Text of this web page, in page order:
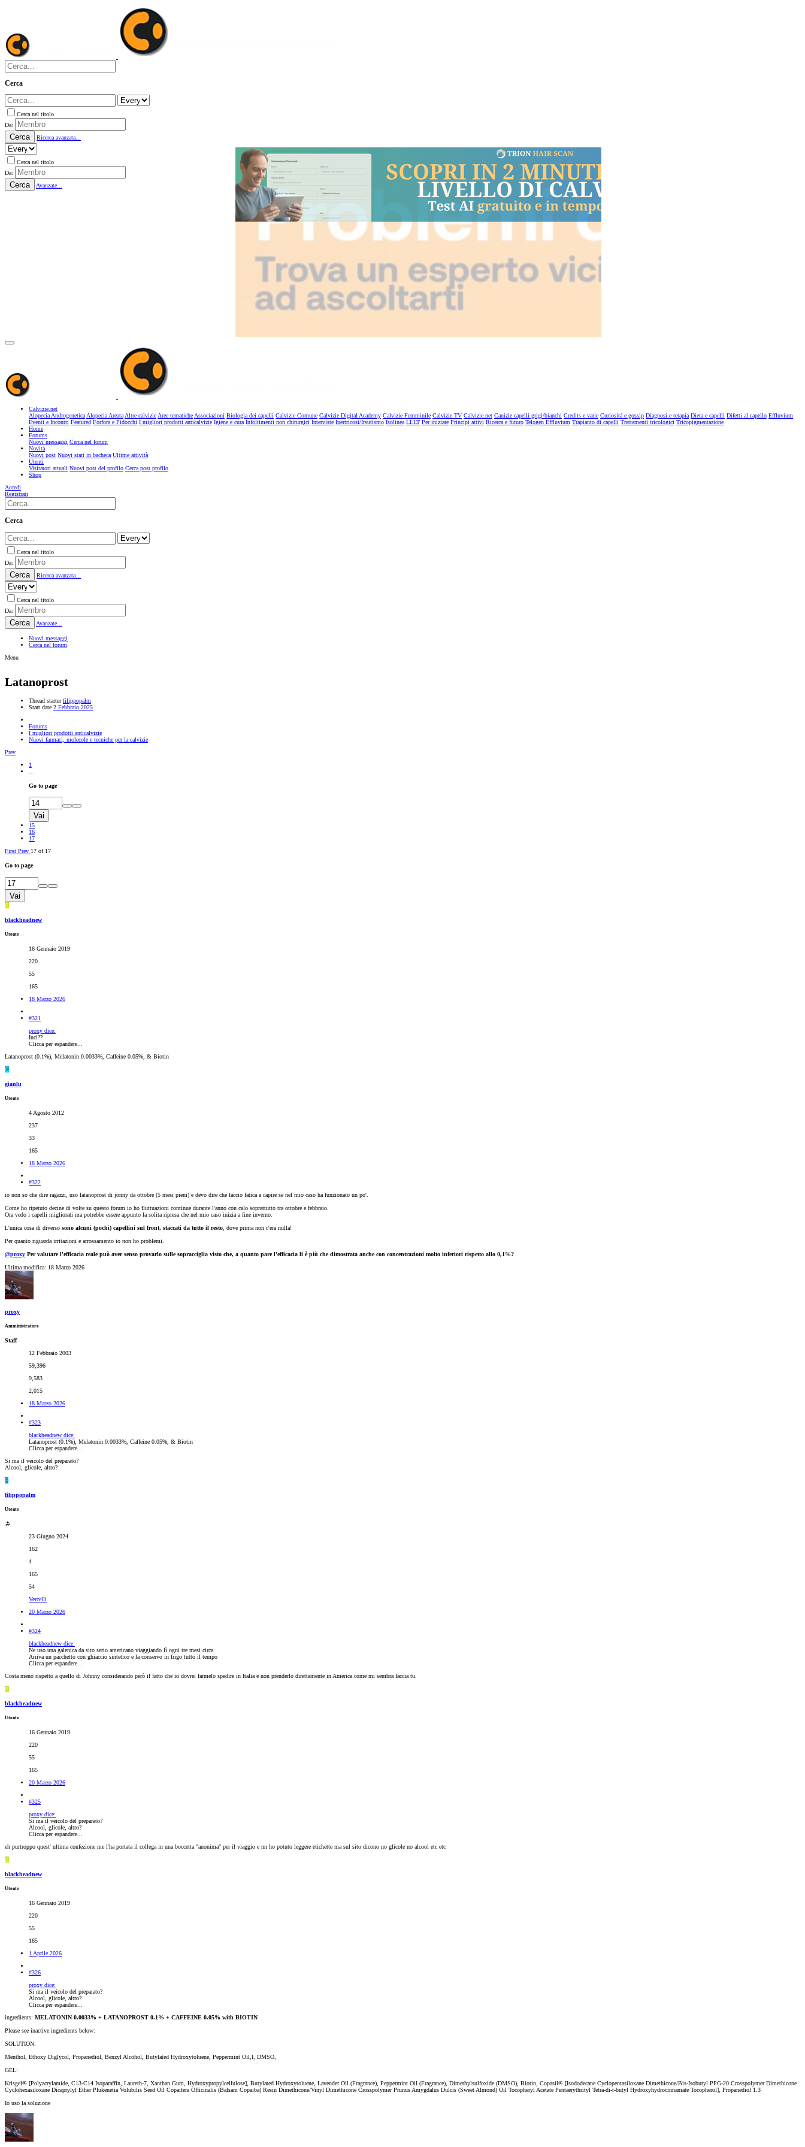
Cerca
Cerca nel titolo
Da:
Cerca Ricerca avanzata...
Cerca nel titolo
Da:
Cerca Avanzate...
Calvizie.net
Alopecia AndrogeneticaAlopecia AreataAltre calvizieAree tematicheAssociazioni Biologia dei capelli Calvizie Comune Calvizie Digital Academy Calvizie Femminile Calvizie TV Calvizie.net Canizie capelli grigi/bianchi Credits e varie Curiosità e gossip Diagnosi e terapia Dieta e capelli Difetti al capello Effluvium
Eventi e Incontri Featured Forfora e Pidocchi I migliori prodotti anticalvizie Igiene e cura Infoltimenti non chirurgici Interviste Ipertricosi/Irsutismo Isolinea LLLT Per iniziare Principi attivi Ricerca e futuro Telogen Effluvium Trapianto di capelli Trattamenti tricologici Tricopigmentazione
Home
Forums
Nuovi messaggi Cerca nel forum
Novità
Nuovi post Nuovi stati in bacheca Ultime attività
Utenti
Visitatori attuali Nuovi post del profilo Cerca post profilo
Shop
Accedi
Registrati
Cerca
Cerca nel titolo
Da:
Cerca Ricerca avanzata...
Cerca nel titolo
Da:
Cerca Avanzate...
Nuovi messaggi
Cerca nel forum
Menu
Latanoprost
Thread starter filippopalm
Start date 2 Febbraio 2025
Forums
I migliori prodotti anticalvizie
Nuovi farmaci, molecole e tecniche per la calvizie
Prev
1
Go to page
Vai
15
16
17
First Prev 17 of 17
Go to page
Vai
B
blackheadnew
Utente
16 Gennaio 2019
220
55
165
18 Marzo 2026
#321
proxy dice:
Inci??
Clicca per espandere...
Latanoprost (0.1%), Melatonin 0.0033%, Caffeine 0.05%, & Biotin
G
gianlu
Utente
4 Agosto 2012
237
33
165
18 Marzo 2026
#322
io non so che dire ragazzi, uso latanoprost di jonny da ottobre (5 mesi pieni) e devo dire che faccio fatica a capire se nel mio caso ha funzionato un po'.
Come ho ripetuto decine di volte su questo forum io ho fluttuazioni continue durante l'anno con calo soprattutto tra ottobre e febbraio.
Ora vedo i capelli migliorati ma potrebbe essere appunto la solita ripresa che nel mio caso inizia a fine inverno.
L'unica cosa di diverso sono alcuni (pochi) capellini sul front, staccati da tutto il resto , dove prima non c'era nulla!
Per quanto riguarda irritazioni e arrossamento io non ho problemi.
@proxy Per valutare l'efficacia reale può aver senso provarlo sulle sopracciglia visto che, a quanto pare l'efficacia li è più che dimostrata anche con concentrazioni molto inferiori rispetto allo 0,1%?
Ultima modifica: 18 Marzo 2026
proxy
Amministratore
Staff
12 Febbraio 2003
59,396
9,583
2,015
18 Marzo 2026
#323
blackheadnew dice:
Latanoprost (0.1%), Melatonin 0.0033%, Caffeine 0.05%, & Biotin
Clicca per espandere...
Si ma il veicolo del preparato?
Alcool, glicole, altro?
F
filippopalm
Utente
23 Giugno 2024
162
4
165
54
Vercelli
20 Marzo 2026
#324
blackheadnew dice:
Ne uso una galenica da sito serio americano viaggiando lì ogni tre mesi circa
Arriva un pacchetto con ghiaccio sintetico e la conservo in frigo tutto il tempo
Clicca per espandere...
Costa meno rispetto a quello di Johnny considerando però il fatto che io dovrei farmelo spedire in Italia e non prenderlo direttamente in America come mi sembra faccia tu.
B
blackheadnew
Utente
16 Gennaio 2019
220
55
165
20 Marzo 2026
#325
proxy dice:
Si ma il veicolo del preparato?
Alcool, glicole, altro?
Clicca per espandere...
eh purtroppo quest' ultima confezione me l'ha portata il collega in una boccetta "anonima" per il viaggio e nn ho potuto leggere etichette ma sul sito dicono no glicole no alcool etc etc
B
blackheadnew
Utente
16 Gennaio 2019
220
55
165
1 Aprile 2026
#326
proxy dice:
Si ma il veicolo del preparato?
Alcool, glicole, altro?
Clicca per espandere...
ingredients: MELATONIN 0.0033% + LATANOPROST 0.1% + CAFFEINE 0.05% with BIOTIN
Please see inactive ingredients below:
SOLUTION:
Menthol, Ethoxy Diglycol, Propanediol, Benzyl Alcohol, Butylated Hydroxytoluene, Peppermint Oil,l, DMSO,
GEL:
Krisgel® [Polyacrylamide, C13-C14 Isoparaffin, Laureth-7, Xanthan Gum, Hydroxypropylcellulose], Butylated Hydroxytoluene, Lavender Oil (Fragrance), Peppermint Oil (Fragrance), Dimethylsulfoxide (DMSO), Biotin, Copasil® [Isododecane Cyclopentasiloxane Dimethicone/Bis-Isobutyl PPG-20 Crosspolymer Dimethicone
Cyclohexasiloxane Dicaprylyl Ether Plukenetia Volubilis Seed Oil Copaifera Officinalis (Balsam Copaiba) Resin Dimethicone/Vinyl Dimethicone Crosspolymer Prunus Amygdalus Dulcis (Sweet Almond) Oil Tocopheryl Acetate Pentaerythrityl Tetra-di-t-butyl Hydroxyhydrocinnamate Tocopherol], Propanediol 1.3
Io uso la soluzione